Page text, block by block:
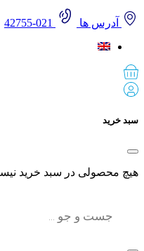
آدرس ها
خرید
محصولی در سبد خرید نیست.